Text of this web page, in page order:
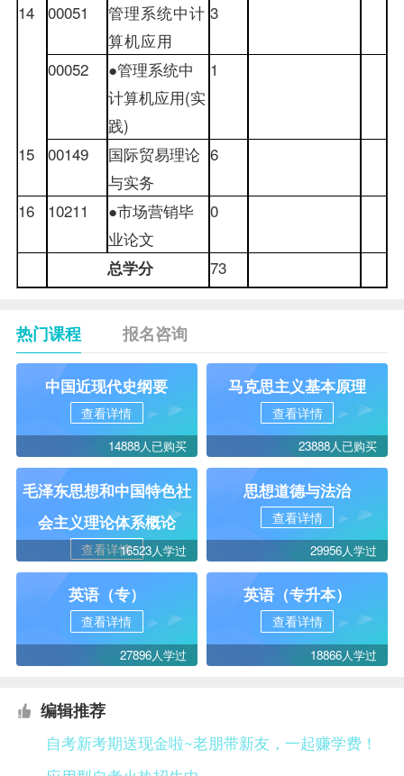
14
00051
管理系统中计
算机应用
3
00052
●管理系统中
计算机应用(实
践)
1
15 00149 国际贸易理论
与实务
6
16 10211
●市场营销毕
业论文
0
总学分 73
热门课程 报名咨询
中国近现代史纲要
查看详情
14888人已购买
马克思主义基本原理
查看详情
23888人已购买
毛泽东思想和中国特色社
会主义理论体系概论
查看详情16523人学过
思想道德与法治
查看详情
29956人学过
英语（专）
查看详情
27896人学过
英语（专升本）
查看详情
18866人学过
编辑推荐
自考新考期送现金啦~老朋带新友，一起赚学费！